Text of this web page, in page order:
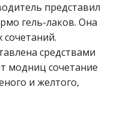
представил
гель-лаков. Она
сочетаний.
средствами
модниц сочетание
и желтого,